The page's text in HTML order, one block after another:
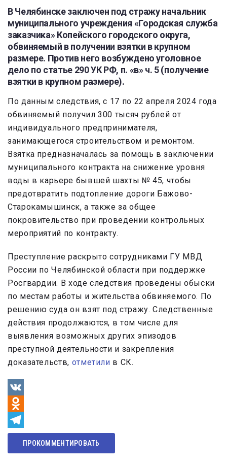
В Челябинске заключен под стражу начальник
муниципального учреждения «Городская служба
заказчика» Копейского городского округа,
обвиняемый в получении взятки в крупном
размере. Против него возбуждено уголовное
дело по статье 290 УК РФ, п. «в» ч. 5 (получение
взятки в крупном размере).
По данным следствия, с 17 по 22 апреля 2024 года
обвиняемый получил 300 тысяч рублей от
индивидуального предпринимателя,
занимающегося строительством и ремонтом.
Взятка предназначалась за помощь в заключении
муниципального контракта на снижение уровня
воды в карьере бывшей шахты № 45, чтобы
предотвратить подтопление дороги Бажово-
Старокамышинск, а также за общее
покровительство при проведении контрольных
мероприятий по контракту.
Преступление раскрыто сотрудниками ГУ МВД
России по Челябинской области при поддержке
Росгвардии. В ходе следствия проведены обыски
по местам работы и жительства обвиняемого. По
решению суда он взят под стражу. Следственные
действия продолжаются, в том числе для
выявления возможных других эпизодов
преступной деятельности и закрепления
доказательств, отметили в СК.
VK
Odnoklassniki
Telegram
ПРОКОММЕНТИРОВАТЬ